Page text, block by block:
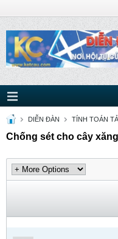
DIỄN ĐÀN TÍNH TOÁN
Chống sét cho cây xăng